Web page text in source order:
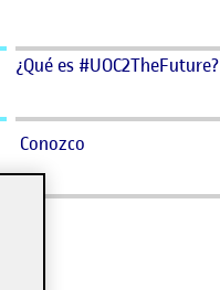
¿Qué es #UOC2TheFuture?
Conozco